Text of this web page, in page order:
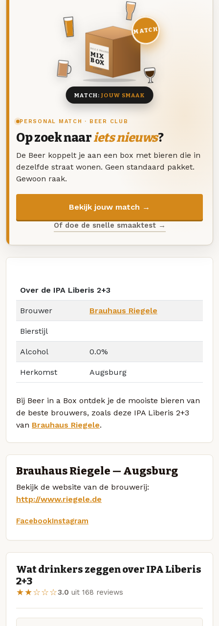
PERSONAL MATCH · BEER CLUB
Op zoek naariets nieuws?
De Beer koppelt je aan een box met bieren die in
dezelfde straat wonen. Geen standaard pakket.
Gewoon raak.
Bekijk jouw match →
Of doe de snelle smaaktest →
DEZE MAAND
MIX
BOX
8 BIEREN
MATCH
MATCH:JOUW SMAAK
Over de IPA Liberis 2+3
Brouwer Brauhaus Riegele
Bierstijl
Alcohol 0.0%
Herkomst Augsburg
Bij Beer in a Box ontdek je de mooiste bieren van
de beste brouwers, zoals deze IPA Liberis 2+3
van Brauhaus Riegele.
Brauhaus Riegele — Augsburg
Bekijk de website van de brouwerij:
http://www.riegele.de
FacebookInstagram
Wat drinkers zeggen over IPA Liberis
2+3
★★☆☆☆3.0 uit 168 reviews